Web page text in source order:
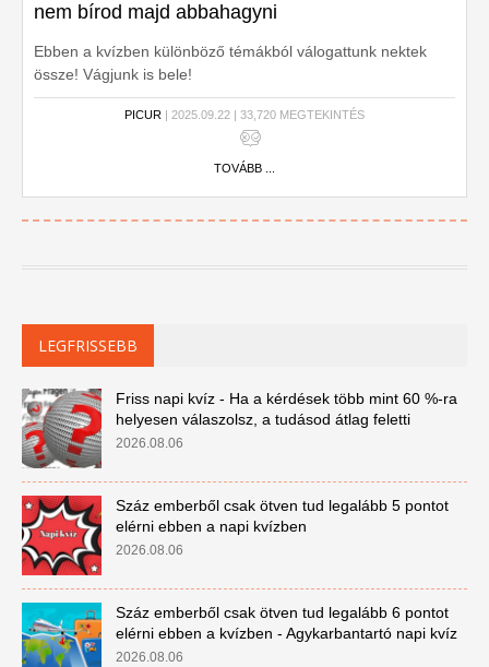
nem bírod majd abbahagyni
Ebben a kvízben különböző témákból válogattunk nektek
össze! Vágjunk is bele!
PICUR | 2025.09.22 | 33,720 MEGTEKINTÉS
TOVÁBB ...
LEGFRISSEBB
Friss napi kvíz - Ha a kérdések több mint 60 %-ra
helyesen válaszolsz, a tudásod átlag feletti
2026.08.06
Száz emberből csak ötven tud legalább 5 pontot
elérni ebben a napi kvízben
2026.08.06
Száz emberből csak ötven tud legalább 6 pontot
elérni ebben a kvízben - Agykarbantartó napi kvíz
2026.08.06